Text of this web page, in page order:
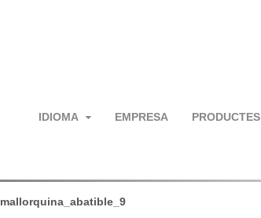
IDIOMA EMPRESA PRODUCTES
mallorquina_abatible_9